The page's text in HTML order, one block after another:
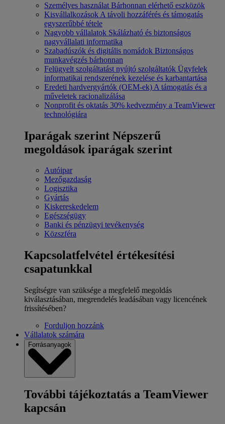
Személyes használat Bárhonnan elérhető eszközök
Kisvállalkozások A távoli hozzáférés és támogatás
egyszerűbbé tétele
Nagyobb vállalatok Skálázható és biztonságos
nagyvállalati informatika
Szabadúszók és digitális nomádok Biztonságos
munkavégzés bárhonnan
Felügyelt szolgáltatást nyújtó szolgáltatók Ügyfelek
informatikai rendszerének kezelése és karbantartása
Eredeti hardvergyártók (OEM-ek) A támogatás és a
műveletek racionalizálása
Nonprofit és oktatás 30% kedvezmény a TeamViewer
technológiára
Iparágak szerint Népszerű
megoldások iparágak szerint
Autóipar
Mezőgazdaság
Logisztika
Gyártás
Kiskereskedelem
Egészségügy
Banki és pénzügyi tevékenység
Közszféra
Kapcsolatfelvétel értékesítési
csapatunkkal
Segítségre van szüksége a megfelelő megoldás
kiválasztásában, megrendelés leadásában vagy licencének
frissítésében?
Forduljon hozzánk
Vállalatok számára
Forrásanyagok
További tájékoztatás a TeamViewer
kapcsán